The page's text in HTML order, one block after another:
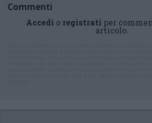
Commenti
Accedi o registrati per
articolo.